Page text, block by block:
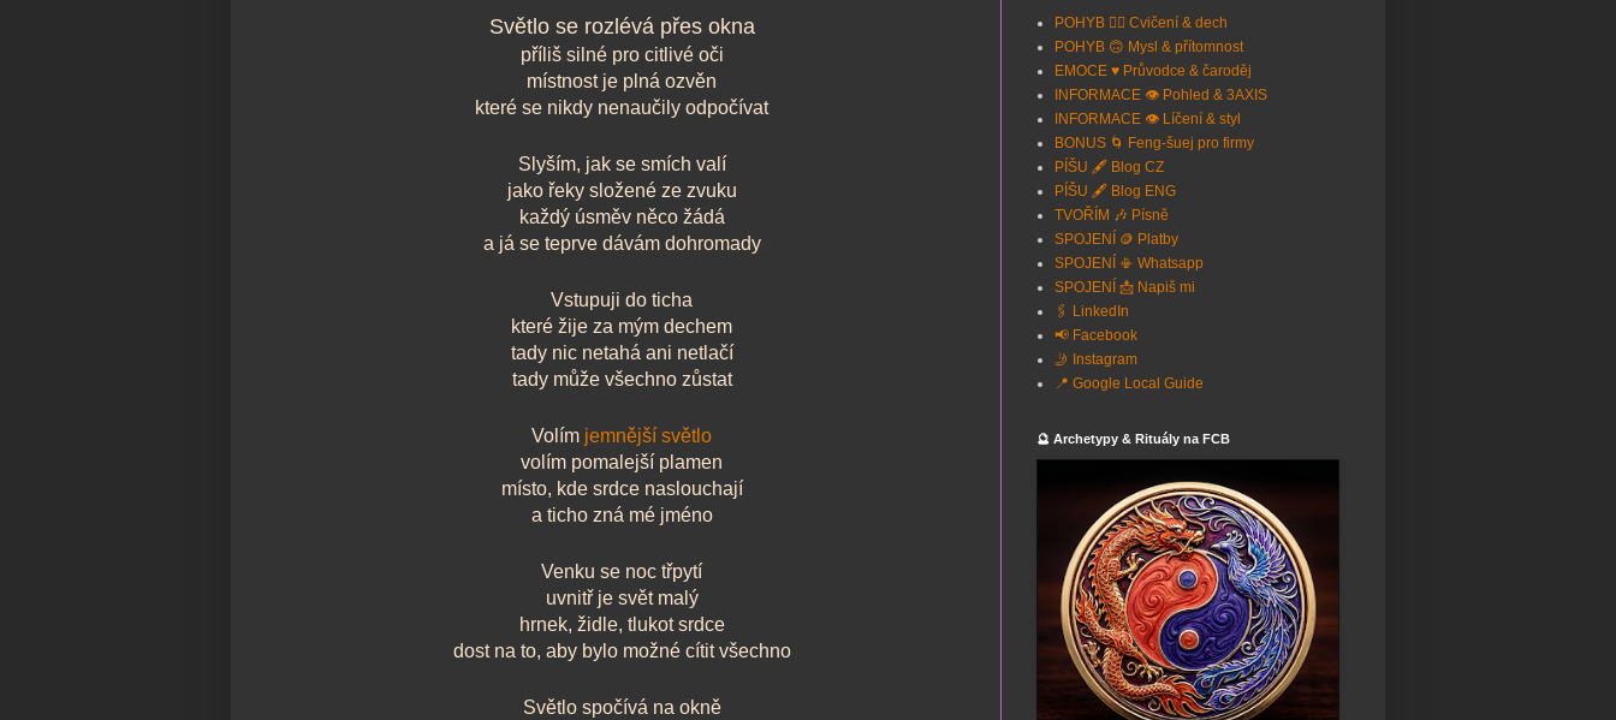
Světlo se rozlévá přes okna
příliš silné pro citlivé oči
místnost je plná ozvěn
které se nikdy nenaučily odpočívat
Slyším, jak se smích valí
jako řeky složené ze zvuku
každý úsměv něco žádá
a já se teprve dávám dohromady
Vstupuji do ticha
které žije za mým dechem
tady nic netahá ani netlačí
tady může všechno zůstat
Volím jemnější světlo
volím pomalejší plamen
místo, kde srdce naslouchají
a ticho zná mé jméno
Venku se noc třpytí
uvnitř je svět malý
hrnek, židle, tlukot srdce
dost na to, aby bylo možné cítit všechno
Světlo spočívá na okně
POHYB 🧘‍♂️ Cvičení & dech
POHYB 🙃 Mysl & přítomnost
EMOCE ♥️ Průvodce & čaroděj
INFORMACE 👁️ Pohled & 3AXIS
INFORMACE 👁️ Líčení & styl
BONUS 🌀 Feng-šuej pro firmy
PÍŠU 🖋️ Blog CZ
PÍŠU 🖋️ Blog ENG
TVOŘÍM 🎶 Písně
SPOJENÍ 🪙 Platby
SPOJENÍ 📳 Whatsapp
SPOJENÍ 📩 Napiš mi
🖇️ LinkedIn
📢 Facebook
🤳 Instagram
📍 Google Local Guide
🔮 Archetypy & Rituály na FCB